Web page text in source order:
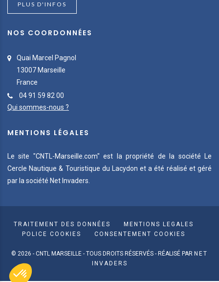
PLUS D'INFOS
NOS COORDONNÉES
Quai Marcel Pagnol
13007 Marseille
France
04 91 59 82 00
Qui sommes-nous ?
MENTIONS LÉGALES
Le site "CNTL-Marseille.com" est la propriété de la société Le
Cercle Nautique & Touristique du Lacydon et a été réalisé et géré
par la société Net Invaders.
TRAITEMENT DES DONNÉES
MENTIONS LEGALES
POLICE COOKIES
CONSENTEMENT COOKIES
© 2026 - CNTL MARSEILLE - TOUS DROITS RÉSERVÉS - RÉALISÉ PAR NET
INVADERS